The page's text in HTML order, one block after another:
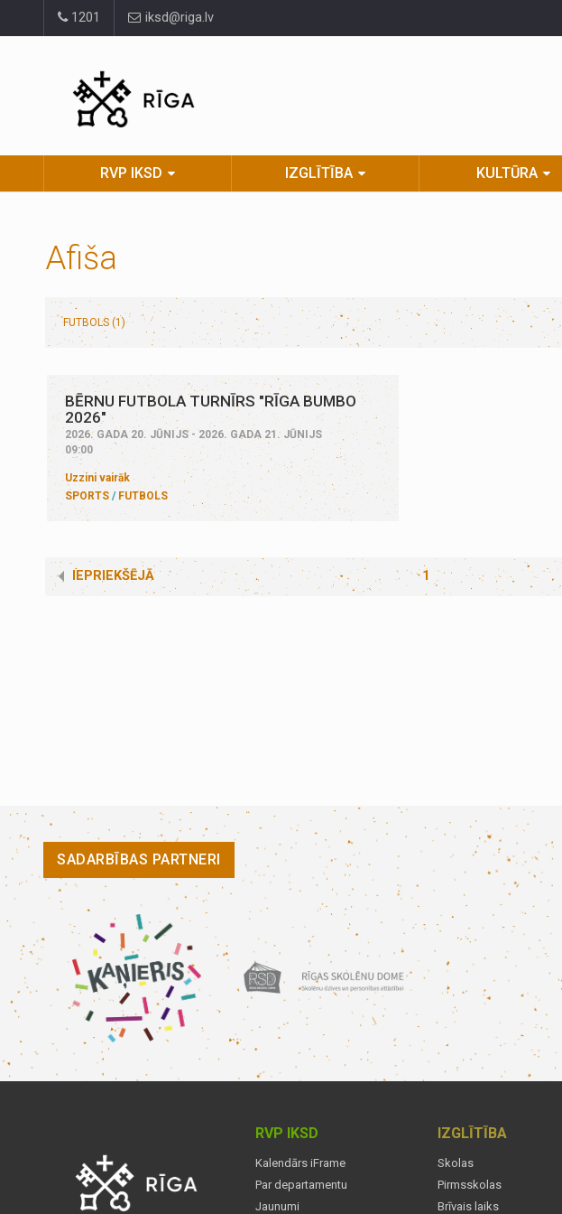
1201 iksd@riga.lv
RVP IKSD IZGLĪTĪBA KULTŪRA
Afiša
FUTBOLS (1)
BĒRNU FUTBOLA TURNĪRS "RĪGA BUMBO
2026"
2026. GADA 20. JŪNIJS - 2026. GADA 21. JŪNIJS
09:00
Uzzini vairāk
SPORTS
FUTBOLS
IEPRIEKŠĒJĀ 1
SADARBĪBAS PARTNERI
RVP IKSD
Kalendārs iFrame
Par departamentu
Jaunumi
IZGLĪTĪBA
Skolas
Pirmsskolas
Brīvais laiks